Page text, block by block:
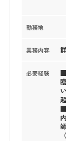
勤務地
業務内容
必要経験